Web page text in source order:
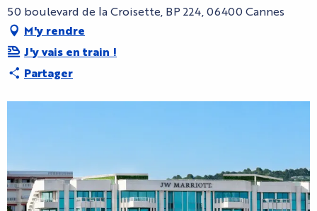
50 boulevard de la Croisette, BP 224, 06400 Cannes
M'y rendre
J'y vais en train !
Partager